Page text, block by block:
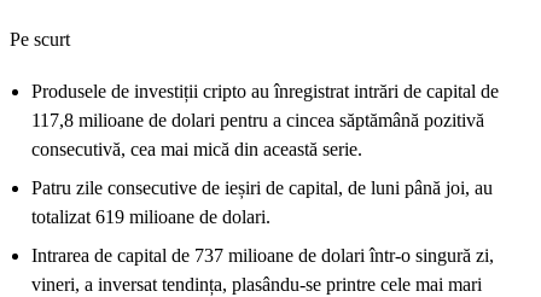
Pe scurt
Produsele de investiții cripto au înregistrat intrări de capital de
117,8 milioane de dolari pentru a cincea săptămână pozitivă
consecutivă, cea mai mică din această serie.
Patru zile consecutive de ieșiri de capital, de luni până joi, au
totalizat 619 milioane de dolari.
Intrarea de capital de 737 milioane de dolari într-o singură zi,
vineri, a inversat tendința, plasându-se printre cele mai mari